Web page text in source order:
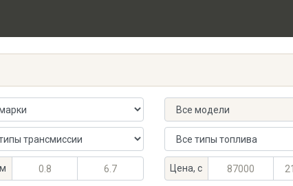
Модель автомобиля
Тип топлива
объём, л
объём, л Цена, с
Максимальная цена, KGS
Минимальная цена, KGS